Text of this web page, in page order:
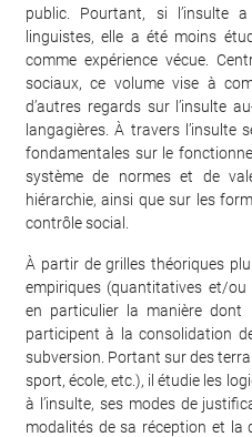
public. Pourtant, si
linguistes, elle a été moins
comme expérience vécue.
sociaux, ce volume vise à
d’autres regards sur l’insulte
langagières. À travers
fondamentales sur le
système de normes et de
hiérarchie, ainsi que sur les
contrôle social.
À partir de grilles théoriques
empiriques (quantitatives et/ou
en particulier la manière dont
participent à la consolidation
subversion. Portant sur des
sport, école, etc.), il étudie les
à l’insulte, ses modes de
modalités de sa réception et la